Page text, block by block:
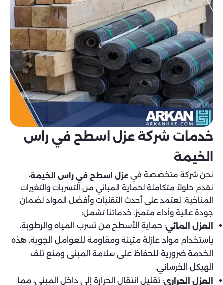
خدمات شركة عزل اسطح في راس
الخيمة
نحن شركة متخصصة في عزل اسطح في راس الخيمة،
نقدم حلولاً متكاملة لحماية المباني من التسربات والتغيرات
المناخية. نعتمد على أحدث التقنيات وأفضل المواد لضمان
جودة عالية وأداء متميز. خدماتنا تشمل:
العزل المائي: حماية الأسطح من تسرب المياه والرطوبة،
باستخدام مواد عازلة متينة ومقاومة للعوامل الجوية. هذه
الخدمة ضرورية للحفاظ على سلامة المبنى ومنع تلف
الهيكل الخرساني.
العزل الحراري: تقليل انتقال الحرارة إلى داخل المبنى، مما